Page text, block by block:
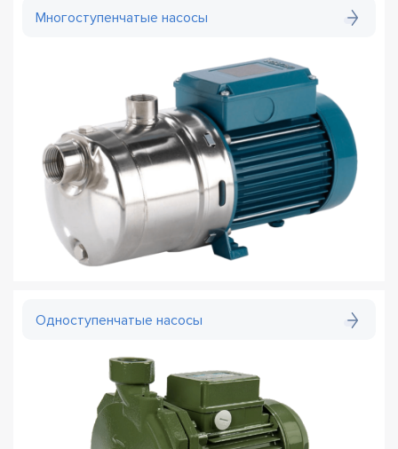
Многоступенчатые насосы
Одноступенчатые насосы